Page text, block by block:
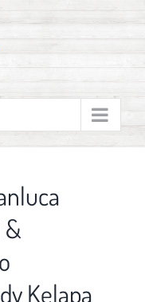
&
Kelapa